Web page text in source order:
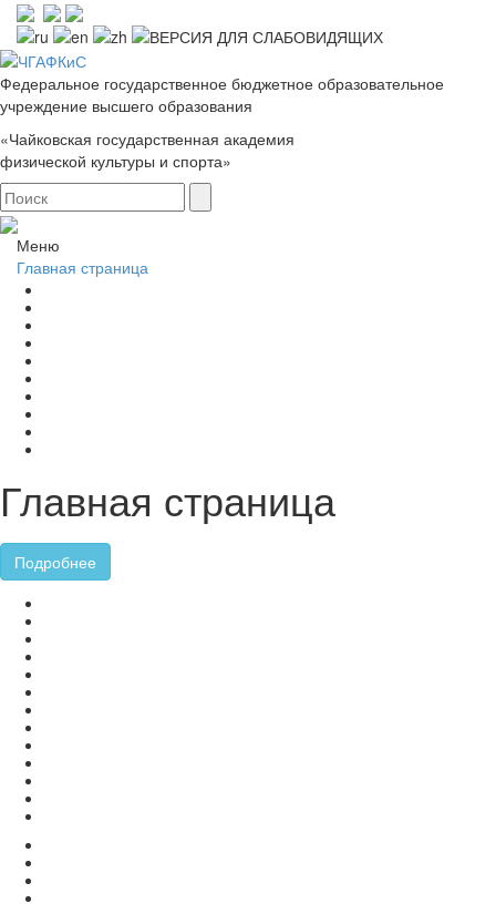
Федеральное государственное бюджетное образовательное
учреждение высшего образования
«Чайковская государственная академия
физической культуры и спорта»
Меню
Главная страница
Главная страница
Подробнее